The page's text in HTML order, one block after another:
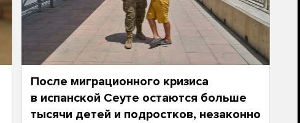
После миграционного кризиса
в испанской Сеуте остаются больше
тысячи детей и подростков, незаконно